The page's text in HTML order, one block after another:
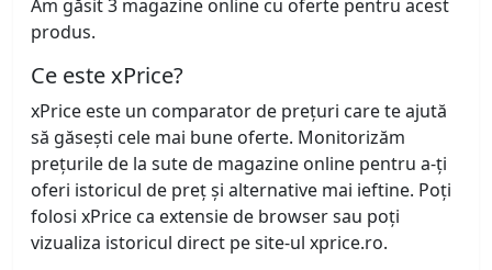
Am găsit 3 magazine online cu oferte pentru acest
produs.
Ce este xPrice?
xPrice este un comparator de prețuri care te ajută
să găsești cele mai bune oferte. Monitorizăm
prețurile de la sute de magazine online pentru a-ți
oferi istoricul de preț și alternative mai ieftine. Poți
folosi xPrice ca extensie de browser sau poți
vizualiza istoricul direct pe site-ul xprice.ro.